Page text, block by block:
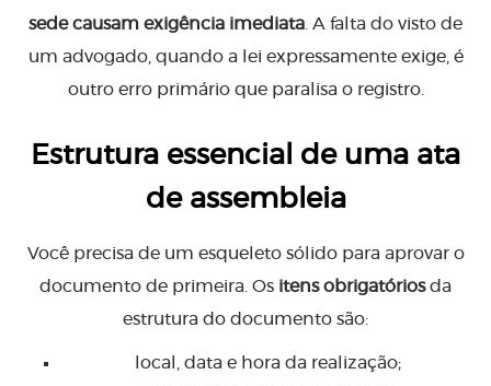
sede causam exigência imediata . A falta do visto de
um advogado, quando a lei expressamente exige, é
outro erro primário que paralisa o registro.
Estrutura essencial de uma ata
de assembleia
Você precisa de um esqueleto sólido para aprovar o
documento de primeira. Os itens obrigatóriosda
estrutura do documento são:
local, data e hora da realização;